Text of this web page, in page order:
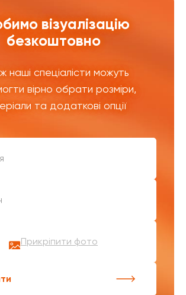
візуалізацію
безкоштовно
наші спеціалісти можуть
вірно обрати розміри,
та додаткові опції
Прикріпити фото